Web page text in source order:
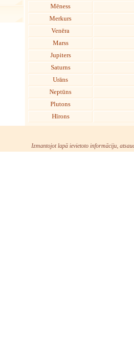
Mēness
Merkurs
Venēra
Marss
Jupiters
Saturns
Urāns
Neptūns
Plutons
Hīrons
Izmantojot lapā ievietoto informāciju,